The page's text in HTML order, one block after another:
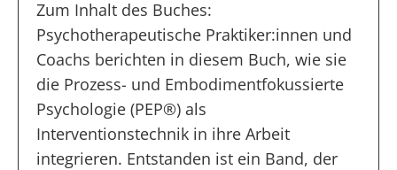
Zum Inhalt des Buches:
Psychotherapeutische Praktiker:innen und
Coachs berichten in diesem Buch, wie sie
die Prozess- und Embodimentfokussierte
Psychologie (PEP®) als
Interventionstechnik in ihre Arbeit
integrieren. Entstanden ist ein Band, der